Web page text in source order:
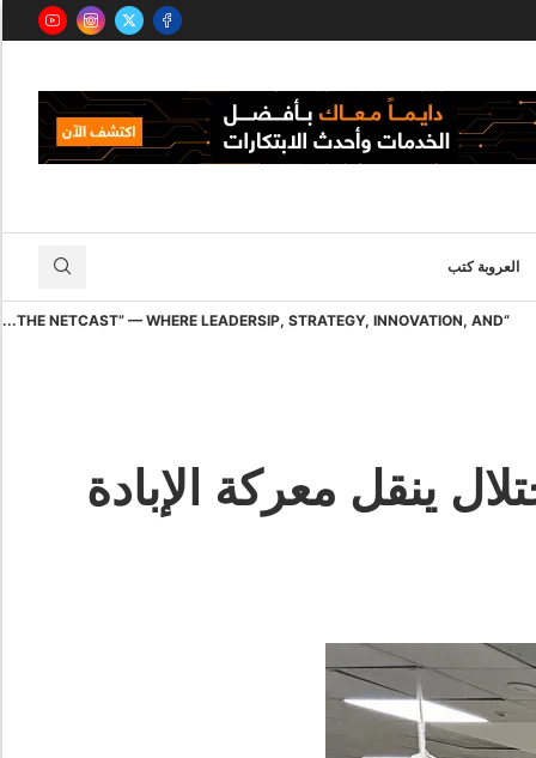
العروبة كتب
“THE NETCAST” — WHERE LEADERSIP, STRATEGY, INNOVATION, AND...
ينقل معركة الإبادة